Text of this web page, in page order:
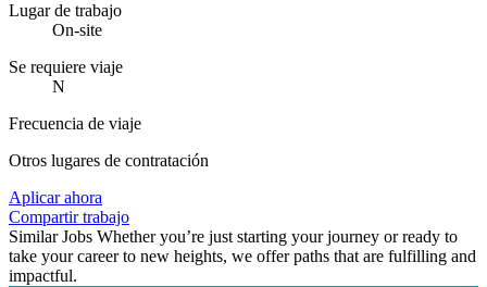
Lugar de trabajo
On-site
Se requiere viaje
N
Frecuencia de viaje
Otros lugares de contratación
Aplicar ahora
Compartir trabajo
Similar Jobs Whether you’re just starting your journey or ready to
take your career to new heights, we offer paths that are fulfilling and
impactful.